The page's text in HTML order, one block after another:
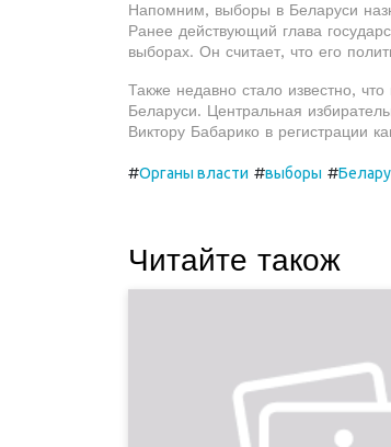
Напомним, выборы в Беларуси
Ранее действующий глава
выборах. Он считает, что его
Также недавно стало известно,
Беларуси. Центральная
Виктору Бабарико в регистрации
#Органы власти #выборы #
Читайте також